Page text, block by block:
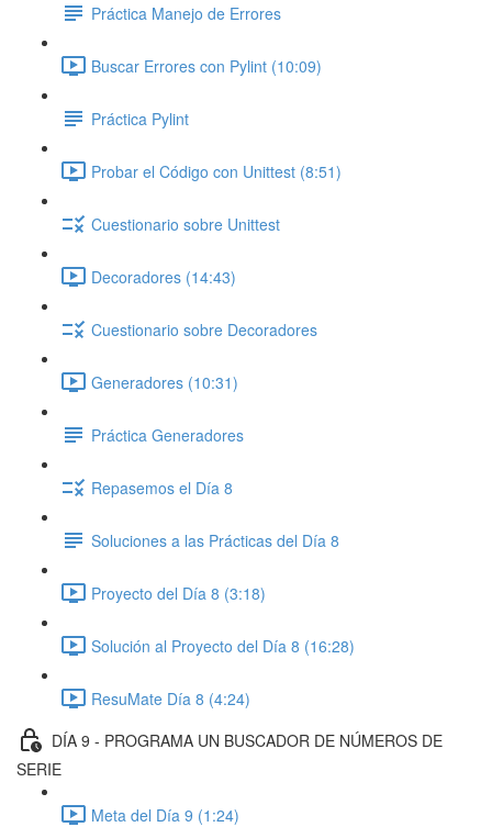
Práctica Manejo de Errores
Buscar Errores con Pylint (10:09)
Práctica Pylint
Probar el Código con Unittest (8:51)
Cuestionario sobre Unittest
Decoradores (14:43)
Cuestionario sobre Decoradores
Generadores (10:31)
Práctica Generadores
Repasemos el Día 8
Soluciones a las Prácticas del Día 8
Proyecto del Día 8 (3:18)
Solución al Proyecto del Día 8 (16:28)
ResuMate Día 8 (4:24)
DÍA 9 - PROGRAMA UN BUSCADOR DE NÚMEROS DE
SERIE
Meta del Día 9 (1:24)